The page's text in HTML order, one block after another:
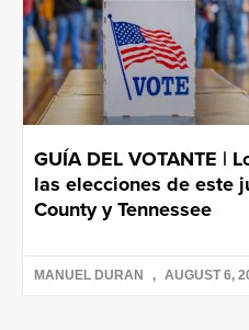
GUÍA DEL VOTANTE |
las elecciones de este
County y Tennessee
MANUEL DURAN AUGUST 6,